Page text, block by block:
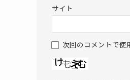
サイト
次回のコメントで使